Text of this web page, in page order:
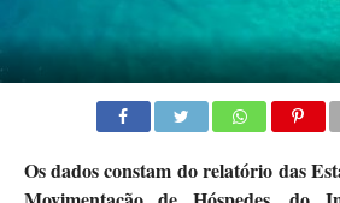
Os dados constam do relatório das